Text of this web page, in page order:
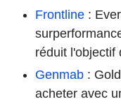
Frontline :
réduit l'objectif
Genmab :
acheter avec